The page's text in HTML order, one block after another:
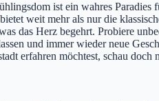
ist ein wahres
weit mehr als nur die
das Herz begehrt. Probiere
und immer wieder neue
erfahren möchtest, schau doch